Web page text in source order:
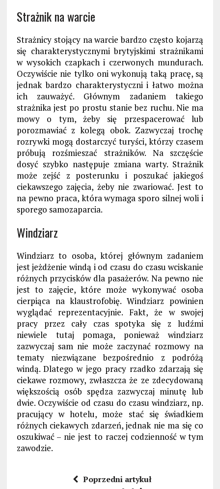
Strażnik na warcie
Strażnicy stojący na warcie bardzo często kojarzą
się charakterystycznymi brytyjskimi strażnikami
w wysokich czapkach i czerwonych mundurach.
Oczywiście nie tylko oni wykonują taką pracę, są
jednak bardzo charakterystyczni i łatwo można
ich zauważyć. Głównym zadaniem takiego
strażnika jest po prostu stanie bez ruchu. Nie ma
mowy o tym, żeby się przespacerować lub
porozmawiać z kolegą obok. Zazwyczaj trochę
rozrywki mogą dostarczyć turyści, którzy czasem
próbują rozśmieszać strażników. Na szczęście
dosyć szybko następuje zmiana warty. Strażnik
może zejść z posterunku i poszukać jakiegoś
ciekawszego zajęcia, żeby nie zwariować. Jest to
na pewno praca, która wymaga sporo silnej woli i
sporego samozaparcia.
Windziarz
Windziarz to osoba, której głównym zadaniem
jest jeżdżenie windą i od czasu do czasu wciskanie
różnych przycisków dla pasażerów. Na pewno nie
jest to zajęcie, które może wykonywać osoba
cierpiąca na klaustrofobię. Windziarz powinien
wyglądać reprezentacyjnie. Fakt, że w swojej
pracy przez cały czas spotyka się z ludźmi
niewiele tutaj pomaga, ponieważ windziarz
zazwyczaj sam nie może zaczynać rozmowy na
tematy niezwiązane bezpośrednio z podróżą
windą. Dlatego w jego pracy rzadko zdarzają się
ciekawe rozmowy, zwłaszcza że ze zdecydowaną
większością osób spędza zazwyczaj minutę lub
dwie. Oczywiście od czasu do czasu windziarz, np.
pracujący w hotelu, może stać się świadkiem
różnych ciekawych zdarzeń, jednak nie ma się co
oszukiwać – nie jest to raczej codzienność w tym
zawodzie.
Poprzedni artykuł